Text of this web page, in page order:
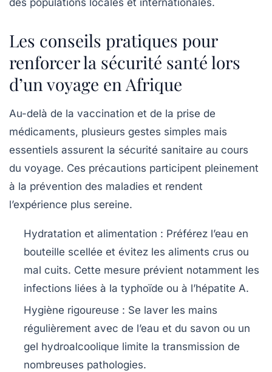
des populations locales et internationales.
Les conseils pratiques pour
renforcer la sécurité santé lors
d’un voyage en Afrique
Au-delà de la vaccination et de la prise de
médicaments, plusieurs gestes simples mais
essentiels assurent la sécurité sanitaire au cours
du voyage. Ces précautions participent pleinement
à la prévention des maladies et rendent
l’expérience plus sereine.
Hydratation et alimentation : Préférez l’eau en
bouteille scellée et évitez les aliments crus ou
mal cuits. Cette mesure prévient notamment les
infections liées à la typhoïde ou à l’hépatite A.
Hygiène rigoureuse : Se laver les mains
régulièrement avec de l’eau et du savon ou un
gel hydroalcoolique limite la transmission de
nombreuses pathologies.